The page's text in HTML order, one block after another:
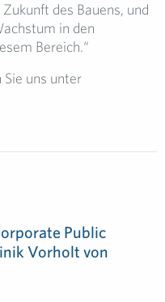
des Bauens, und
in den
Bereich.“
Sie uns unter
Public
Vorholt von